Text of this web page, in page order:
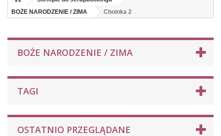
BOŻE NARODZENIE / ZIMA
Choinka 2
BOŻE NARODZENIE / ZIMA
TAGI
OSTATNIO PRZEGLĄDANE